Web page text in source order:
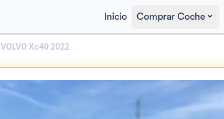
Inicio Comprar Coche
VOLVO Xc40 2022